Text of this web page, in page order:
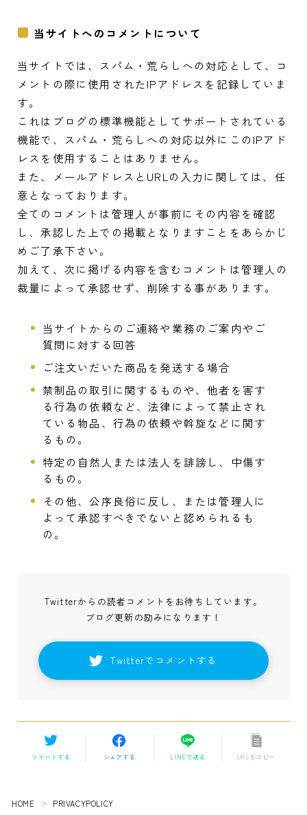
当サイトへのコメントについて
当サイトでは、スパム・荒らしへの対応として、コ
メントの際に使用されたIPアドレスを記録していま
す。
これはブログの標準機能としてサポートされている
機能で、スパム・荒らしへの対応以外にこのIPアド
レスを使用することはありません。
また、メールアドレスとURLの入力に関しては、任
意となっております。
全てのコメントは管理人が事前にその内容を確認
し、承認した上での掲載となりますことをあらかじ
めご了承下さい。
加えて、次に掲げる内容を含むコメントは管理人の
裁量によって承認せず、削除する事があります。
当サイトからのご連絡や業務のご案内やご
質問に対する回答
ご注文いだいた商品を発送する場合
禁制品の取引に関するものや、他者を害す
る行為の依頼など、法律によって禁止され
ている物品、行為の依頼や斡旋などに関す
るもの。
特定の自然人または法人を誹謗し、中傷す
るもの。
その他、公序良俗に反し、または管理人に
よって承認すべきでないと認められるも
の。
Twitterからの読者コメントをお待ちしています。
ブログ更新の励みになります！
Twitterでコメントする
ツイートする シェアする LINEで送る URLをコピー
HOME ＞ PRIVACYPOLICY